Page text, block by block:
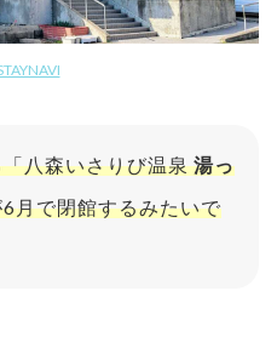
八森いさりび温泉湯っ
月で閉館するみたいで